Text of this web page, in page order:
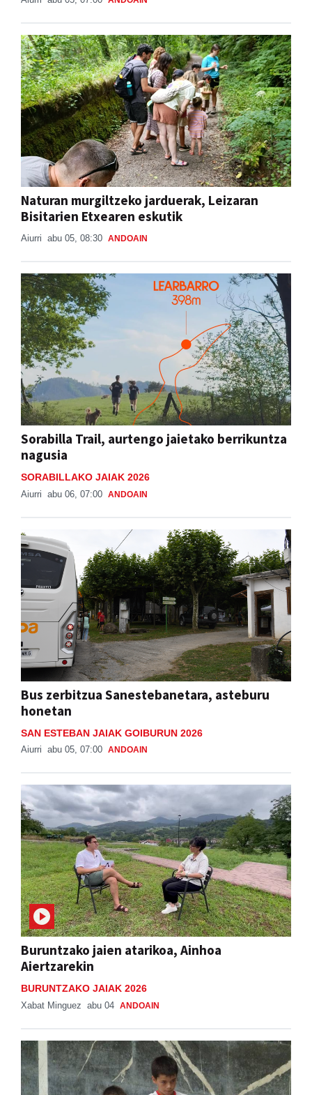
Naturan murgiltzeko jarduerak, Leizaran
Bisitarien Etxearen eskutik
Aiurri abu 05, 08:30 ANDOAIN
Sorabilla Trail, aurtengo jaietako berrikuntza
nagusia
SORABILLAKO JAIAK 2026
Aiurri abu 06, 07:00 ANDOAIN
Bus zerbitzua Sanestebanetara, asteburu
honetan
SAN ESTEBAN JAIAK GOIBURUN 2026
Aiurri abu 05, 07:00 ANDOAIN
Buruntzako jaien atarikoa, Ainhoa
Aiertzarekin
BURUNTZAKO JAIAK 2026
Xabat Minguez abu 04 ANDOAIN